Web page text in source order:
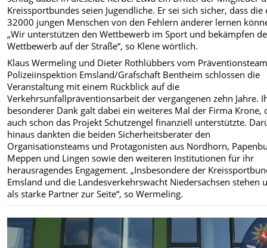
Kreissportbundes seien Jugendliche. Er sei sich sicher, dass die
32000 jungen Menschen von den Fehlern anderer lernen
„Wir unterstützen den Wettbewerb im Sport und bekämpfen
Wettbewerb auf der Straße“, so Klene wörtlich.
Klaus Wermeling und Dieter Rothlübbers vom
Polizeiinspektion Emsland/Grafschaft Bentheim schlossen die
Veranstaltung mit einem Rückblick auf die
Verkehrsunfallpräventionsarbeit der vergangenen zehn Jahre.
besonderer Dank galt dabei ein weiteres Mal der Firma Krone,
auch schon das Projekt Schutzengel finanziell unterstützte.
hinaus dankten die beiden Sicherheitsberater den
Organisationsteams und Protagonisten aus Nordhorn,
Meppen und Lingen sowie den weiteren Institutionen für ihr
herausragendes Engagement. „Insbesondere der
Emsland und die Landesverkehrswacht Niedersachsen stehen
als starke Partner zur Seite“, so Wermeling.